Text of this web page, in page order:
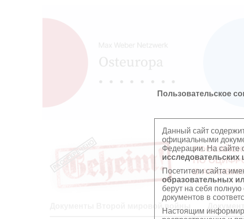
Пользовательское
Данный сайт
официальными
Федерации. На сайте
исследовательских
Посетители сайта
образовательных
берут на себя полную
документов в
Настоящим
ПО
В
Документы Второй мировой войны